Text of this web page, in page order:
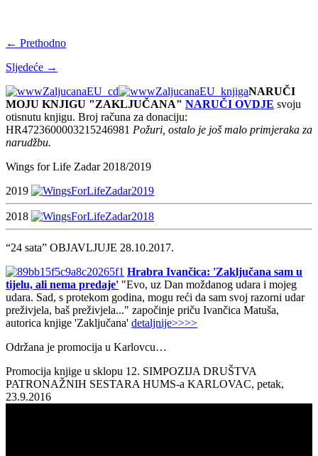
← Prethodno
Sljedeće →
NARUČI
MOJU KNJIGU "ZAKLJUČANA" NARUČI OVDJE svoju
otisnutu knjigu. Broj računa za donaciju:
HR4723600003215246981 Požuri, ostalo je još malo primjeraka za
narudžbu.
Wings for Life Zadar 2018/2019
2019
2018
“24 sata” OBJAVLJUJE 28.10.2017.
Hrabra Ivančica: 'Zaključana sam u
tijelu, ali nema predaje' "Evo, uz Dan moždanog udara i mojeg
udara. Sad, s protekom godina, mogu reći da sam svoj razorni udar
preživjela, baš preživjela..." započinje priču Ivančica Matuša,
autorica knjige 'Zaključana' detaljnije>>>>
Održana je promocija u Karlovcu…
Promocija knjige u sklopu 12. SIMPOZIJA DRUŠTVA
PATRONAŽNIH SESTARA HUMS-a KARLOVAC, petak,
23.9.2016